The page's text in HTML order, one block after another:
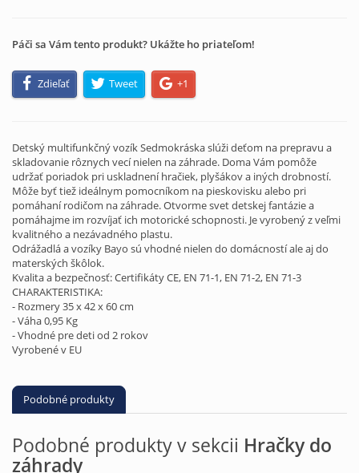
Páči sa Vám tento produkt? Ukážte ho priateľom!
Zdieľať Tweet +1
Detský multifunkčný vozík Sedmokráska slúži deťom na prepravu a
skladovanie rôznych vecí nielen na záhrade. Doma Vám pomôže
udržať poriadok pri uskladnení hračiek, plyšákov a iných drobností.
Môže byť tiež ideálnym pomocníkom na pieskovisku alebo pri
pomáhaní rodičom na záhrade. Otvorme svet detskej fantázie a
pomáhajme im rozvíjať ich motorické schopnosti. Je vyrobený z veľmi
kvalitného a nezávadného plastu.
Odrážadlá a vozíky Bayo sú vhodné nielen do domácností ale aj do
materských škôlok.
Kvalita a bezpečnosť: Certifikáty CE, EN 71-1, EN 71-2, EN 71-3
CHARAKTERISTIKA:
- Rozmery 35 x 42 x 60 cm
- Váha 0,95 Kg
- Vhodné pre deti od 2 rokov
Vyrobené v EU
Podobné produkty
Podobné produkty v sekcii Hračky do
záhrady